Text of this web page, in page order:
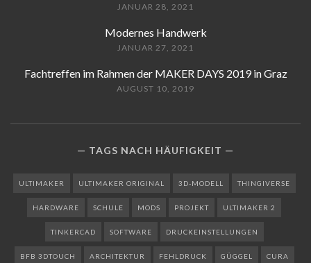
JANUAR 28, 2021
Modernes Handwerk
JANUAR 27, 2021
Fachtreffen im Rahmen der MAKER DAYS 2019 in Graz
AUGUST 10, 2019
TAGS NACH HÄUFIGKEIT
ULTIMAKER ULTIMAKER ORIGINAL 3D-MODELL THINGIVERSE
HARDWARE SCHULE MODS PROJEKT ULTIMAKER 2
TINKERCAD SOFTWARE DRUCKEINSTELLUNGEN
BFB 3DTOUCH ARCHITEKTUR FEHLDRUCK GÜGGEL CURA